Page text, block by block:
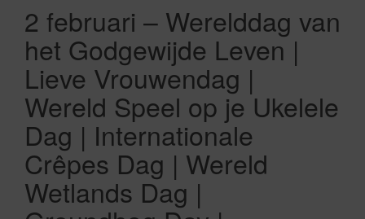
a
a
t
2 februari – Werelddag van
het Godgewijde Leven |
Lieve Vrouwendag |
Wereld Speel op je Ukelele
Dag | Internationale
Crêpes Dag | Wereld
Wetlands Dag |